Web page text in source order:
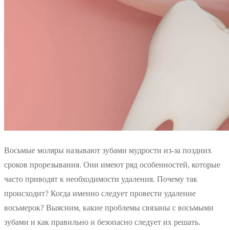
Восьмые моляры называют зубами мудрости из-за поздних
сроков прорезывания. Они имеют ряд особенностей, которые
часто приводят к необходимости удаления. Почему так
происходит? Когда именно следует провести удаление
восьмерок? Выясним, какие проблемы связаны с восьмыми
зубами и как правильно и безопасно следует их решать.